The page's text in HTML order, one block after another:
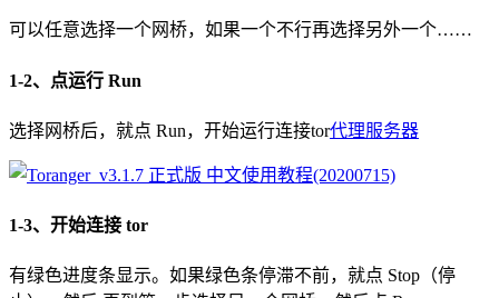
可以任意选择一个网桥，如果一个不行再选择另外一个……
1-2、点运行 Run
选择网桥后，就点 Run，开始运行连接tor代理服务器
1-3、开始连接 tor
有绿色进度条显示。如果绿色条停滞不前，就点 Stop（停